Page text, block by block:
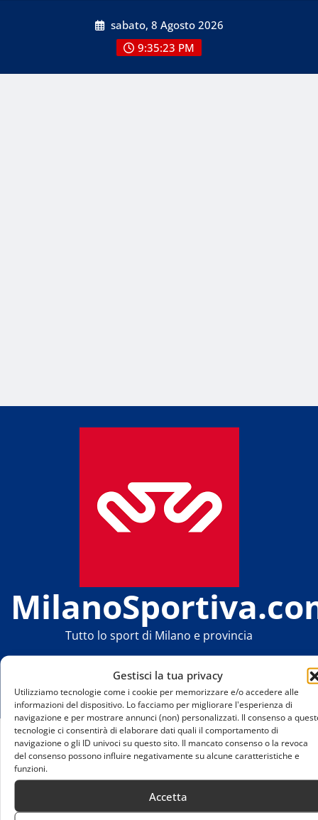
Gestisci la tua privacy
Utilizziamo tecnologie come i cookie per memorizzare e/o accedere alle
informazioni del dispositivo. Lo facciamo per migliorare l'esperienza di
navigazione e per mostrare annunci (non) personalizzati. Il consenso a
tecnologie ci consentirà di elaborare dati quali il comportamento di
navigazione o gli ID univoci su questo sito. Il mancato consenso o la revoca
del consenso possono influire negativamente su alcune caratteristiche e
funzioni.
Accetta
sabato, 8 Agosto 2026
9:35:23 PM
Tutto lo sport di Milano e provincia
Home
Il Ragazzo e la Ragazza più Veloci di Milano 2025